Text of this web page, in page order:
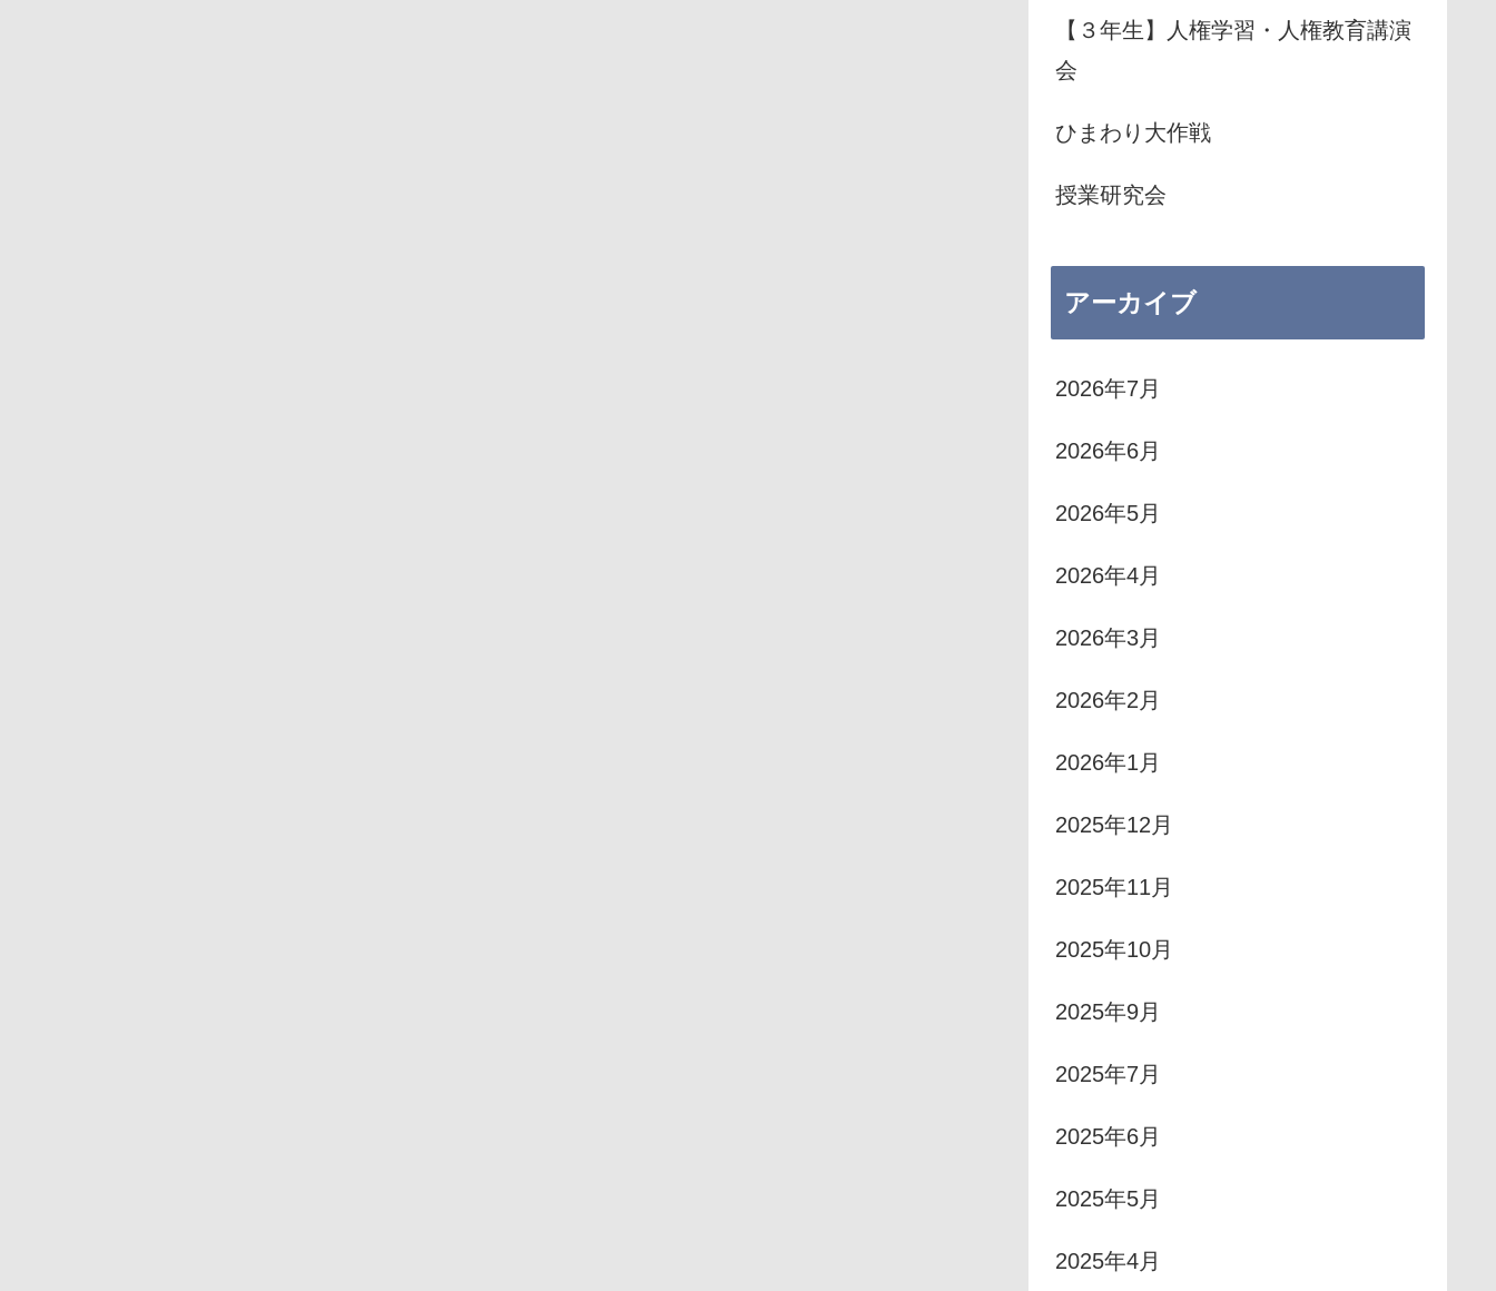
【３年生】人権学習・人権教育講演
会
ひまわり大作戦
授業研究会
アーカイブ
2026年7月
2026年6月
2026年5月
2026年4月
2026年3月
2026年2月
2026年1月
2025年12月
2025年11月
2025年10月
2025年9月
2025年7月
2025年6月
2025年5月
2025年4月